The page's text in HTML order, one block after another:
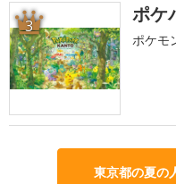
3 ポケ
ポケモ
東京都の夏の